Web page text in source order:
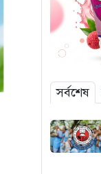
সর্বশেষ